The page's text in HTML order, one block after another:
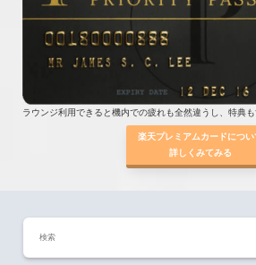
ラウンジ利用できると機内での疲れも全然違うし、特典も
楽天プレミアムカードについ
詳しくみてみる